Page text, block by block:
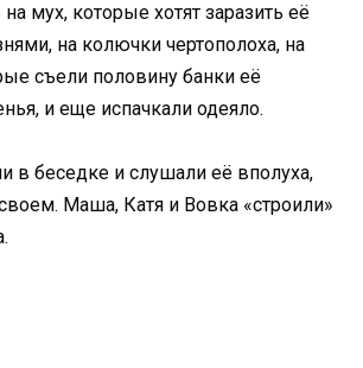
мух, которые хотят заразить её
на колючки чертополоха, на
съели половину банки её
и еще испачкали одеяло.
в беседке и слушали её вполуха,
Маша, Катя и Вовка «строили»